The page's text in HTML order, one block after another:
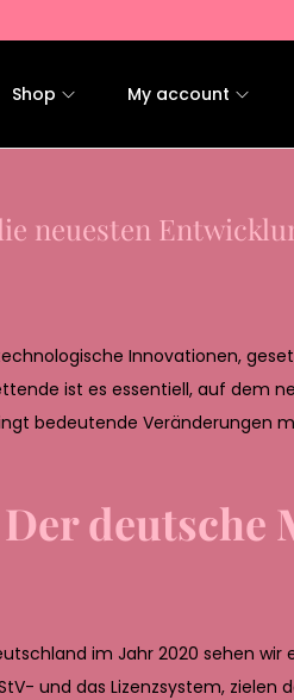
Shop My account
neuesten
Innovationen,
ist es essentiell, auf dem
bedeutende Veränderungen
deutsche
im Jahr 2020 sehen
und das Lizenzsystem, zielen